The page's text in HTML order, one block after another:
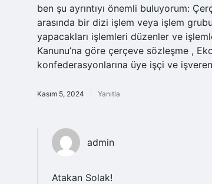
ben şu ayrıntıyı önemli buluyorum:
arasında bir dizi işlem veya işlem
yapacakları işlemleri düzenler ve
Kanunu’na göre çerçeve sözleşme ,
konfederasyonlarına üye işçi ve
Kasım 5, 2024 Yanıtla
admin
Atakan Solak!